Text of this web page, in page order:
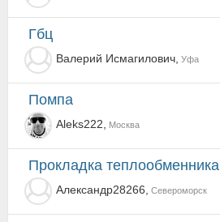
гбц
Валерий Исмагилович, Уфа
помпа
Aleks222, Москва
Прокладка теплообменника
Александр28266, Североморск